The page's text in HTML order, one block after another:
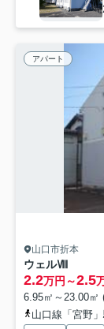
アパート
山口市折本
ウェルⅧ
2.2万円～2.5
6.95㎡～23.00㎡
山口線「宮野